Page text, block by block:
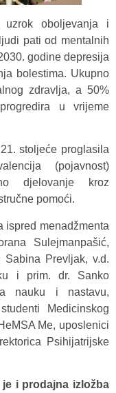
uzrok oboljevanja i
pati od mentalnih
godine depresija
bolestima. Ukupno
zdravlja, a 50%
u vrijeme
stoljeće proglasila
(pojavnost)
djelovanje kroz
pomoći.
ispred menadžmenta
Sulejmanpašić,
Prevljak, v.d.
i prim. dr. Sanko
nauku i nastavu,
Medicinskog
Me, uposlenici
Psihijatrijske
i prodajna izložba